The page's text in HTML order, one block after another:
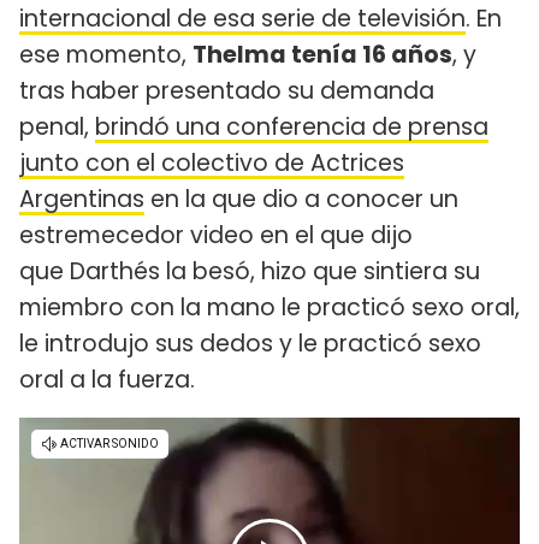
internacional de esa serie de televisión. En
ese momento, Thelma tenía 16 años, y
tras haber presentado su demanda
penal, brindó una conferencia de prensa
junto con el colectivo de Actrices
Argentinas en la que dio a conocer un
estremecedor video en el que dijo
que Darthés la besó, hizo que sintiera su
miembro con la mano le practicó sexo oral,
le introdujo sus dedos y le practicó sexo
oral a la fuerza.